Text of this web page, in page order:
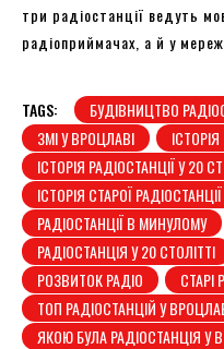
три радіостанції ведуть
радіоприймачах, а й у
TAGS: БУДІВНИЦТВО
ЗМІ У ВРОЦЛАВІ
ІСТОРІЯ РАДІОСТАНЦІЇ У 20
ІСТОРІЯ СТАРОЇ РАДІОСТАНЦІЇ
РАДІОСТАНЦІЇ В МИНУЛОМУ
РАДІОСТАНЦІЯ У 20 СТОЛІТТІ
РОЗВИТОК РАДІО
СТАРІ
ТОП РАДІОСТАНЦІЙ У
ЯКОЮ БУЛА РАДІОСТАНЦІЯ У